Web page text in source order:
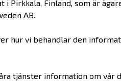
i Pirkkala, Finland, som är
AB.
hur vi behandlar den
tjänster information om vår